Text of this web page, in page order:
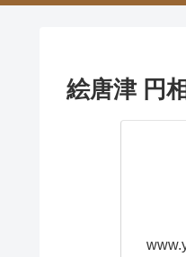
絵唐津 円